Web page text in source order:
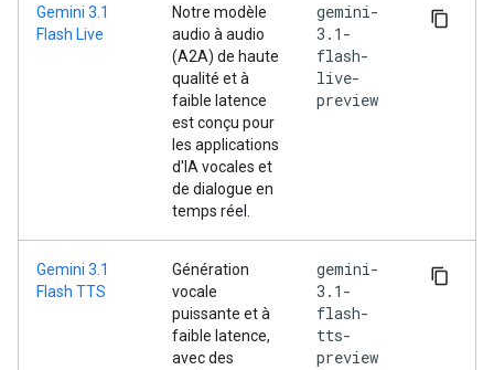
Gemini 3.1
Flash Live
Notre modèle
audio à audio
(A2A) de haute
qualité et à
faible latence
est conçu pour
les applications
d'IA vocales et
de dialogue en
temps réel.
gemini-
3.1-
flash-
live-
preview
Gemini 3.1
Flash TTS
Génération
vocale
puissante et à
faible latence,
avec des
gemini-
3.1-
flash-
tts-
preview